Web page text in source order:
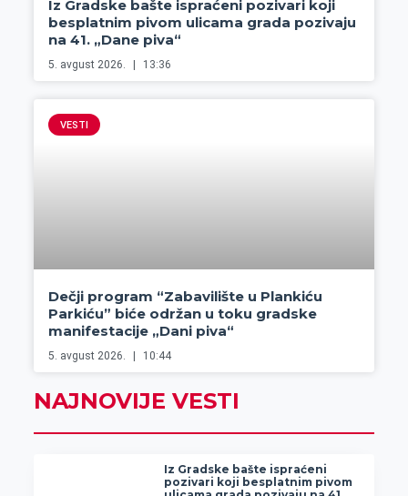
Iz Gradske bašte ispraćeni pozivari koji
besplatnim pivom ulicama grada pozivaju
na 41. „Dane piva“
5. avgust 2026. 13:36
VESTI
Dečji program “Zabavilište u Plankiću
Parkiću” biće održan u toku gradske
manifestacije „Dani piva“
5. avgust 2026. 10:44
NAJNOVIJE VESTI
Iz Gradske bašte ispraćeni
pozivari koji besplatnim pivom